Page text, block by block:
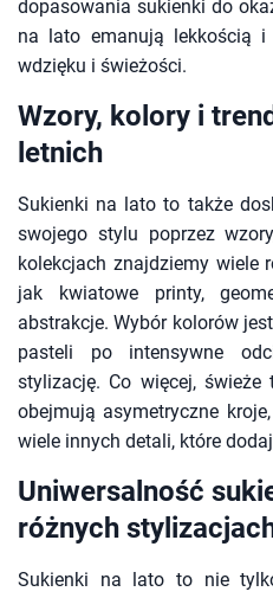
dopasowania sukienki do
na lato emanują lekkością i
wdzięku i świeżości.
Wzory, kolory i
letnich
Sukienki na lato to także
swojego stylu poprzez
kolekcjach znajdziemy wiele
jak kwiatowe printy,
abstrakcje. Wybór kolorów
pasteli po intensywne
stylizację. Co więcej,
obejmują asymetryczne
wiele innych detali, które
Uniwersalność
różnych
Sukienki na lato to nie